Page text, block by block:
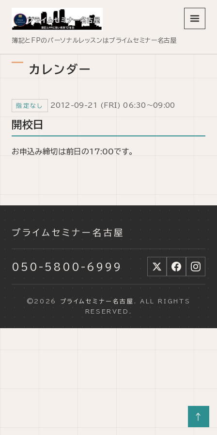
↑
簿記とFPのパーソナルレッスンはプライムセミナー名古屋
メニュ
カレンダー
指定なし 2012-09-21 (FRI) 06:30～09:00
開校日
お申込み締切は前日の17:00です。
プライムセミナー名古屋
050-5800-6999
©2026 プライムセミナー名古屋
. ALL RIGHTS
RESERVED.